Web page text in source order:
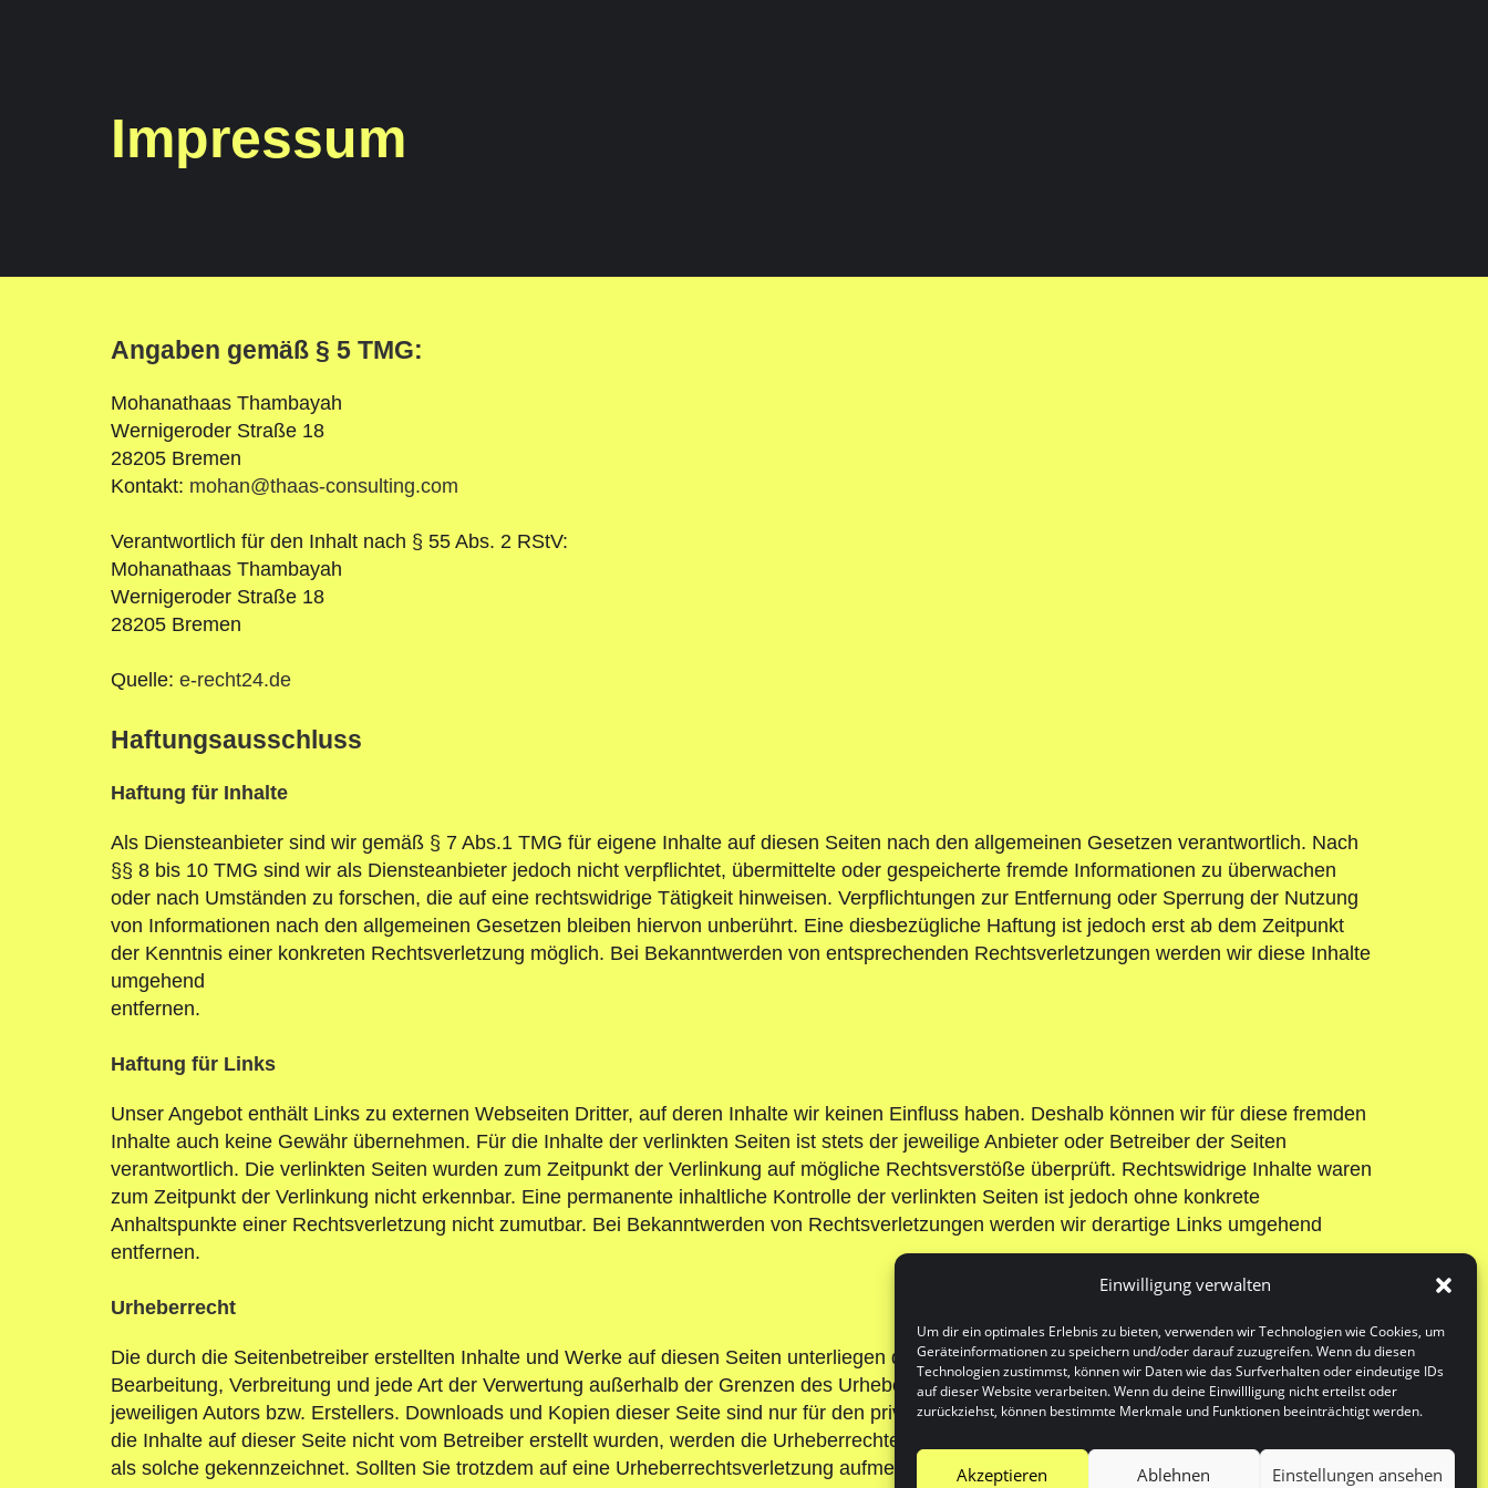
Einwilligung verwalten
Um dir ein optimales Erlebnis zu bieten, verwenden wir Technologien wie Cookies, um
Geräteinformationen zu speichern und/oder darauf zuzugreifen. Wenn du diesen
Technologien zustimmst, können wir Daten wie das Surfverhalten oder eindeutige IDs
auf dieser Website verarbeiten. Wenn du deine Einwillligung nicht erteilst oder
zurückziehst, können bestimmte Merkmale und Funktionen beeinträchtigt werden.
Akzeptieren Ablehnen Einstellungen ansehen
Impressum
Angaben gemäß § 5 TMG:
Mohanathaas Thambayah
Wernigeroder Straße 18
28205 Bremen
Kontakt: mohan@thaas-consulting.com
Verantwortlich für den Inhalt nach § 55 Abs. 2 RStV:
Mohanathaas Thambayah
Wernigeroder Straße 18
28205 Bremen
Quelle: e-recht24.de
Haftungsausschluss
Haftung für Inhalte
Als Diensteanbieter sind wir gemäß § 7 Abs.1 TMG für eigene Inhalte auf diesen Seiten nach den allgemeinen Gesetzen verantwortlich. Nach
§§ 8 bis 10 TMG sind wir als Diensteanbieter jedoch nicht verpflichtet, übermittelte oder gespeicherte fremde Informationen zu überwachen
oder nach Umständen zu forschen, die auf eine rechtswidrige Tätigkeit hinweisen. Verpflichtungen zur Entfernung oder Sperrung der Nutzung
von Informationen nach den allgemeinen Gesetzen bleiben hiervon unberührt. Eine diesbezügliche Haftung ist jedoch erst ab dem Zeitpunkt
der Kenntnis einer konkreten Rechtsverletzung möglich. Bei Bekanntwerden von entsprechenden Rechtsverletzungen werden wir diese Inhalte
umgehend
entfernen.
Haftung für Links
Unser Angebot enthält Links zu externen Webseiten Dritter, auf deren Inhalte wir keinen Einfluss haben. Deshalb können wir für diese fremden
Inhalte auch keine Gewähr übernehmen. Für die Inhalte der verlinkten Seiten ist stets der jeweilige Anbieter oder Betreiber der Seiten
verantwortlich. Die verlinkten Seiten wurden zum Zeitpunkt der Verlinkung auf mögliche Rechtsverstöße überprüft. Rechtswidrige Inhalte waren
zum Zeitpunkt der Verlinkung nicht erkennbar. Eine permanente inhaltliche Kontrolle der verlinkten Seiten ist jedoch ohne konkrete
Anhaltspunkte einer Rechtsverletzung nicht zumutbar. Bei Bekanntwerden von Rechtsverletzungen werden wir derartige Links umgehend
entfernen.
Urheberrecht
Die durch die Seitenbetreiber erstellten Inhalte und Werke auf diesen Seiten unterliegen dem deutschen Urheberrecht. Die Vervielfältigung,
Bearbeitung, Verbreitung und jede Art der Verwertung außerhalb der Grenzen des Urheberrechtes bedürfen der schriftlichen Zustimmung des
jeweiligen Autors bzw. Erstellers. Downloads und Kopien dieser Seite sind nur für den privaten, nicht kommerziellen Gebrauch gestattet. Soweit
die Inhalte auf dieser Seite nicht vom Betreiber erstellt wurden, werden die Urheberrechte Dritter beachtet. Insbesondere werden Inhalte Dritter
als solche gekennzeichnet. Sollten Sie trotzdem auf eine Urheberrechtsverletzung aufmerksam werden, bitten wir um einen entsprechenden